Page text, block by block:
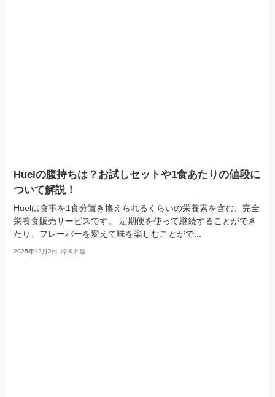
Huelの腹持ちは？お試しセットや1食あたりの値段に
ついて解説！
Huelは食事を1食分置き換えられるくらいの栄養素を含む、完全
栄養食販売サービスです。 定期便を使って継続することができ
たり、フレーバーを変えて味を楽しむことがで...
2025年12月2日 冷凍弁当